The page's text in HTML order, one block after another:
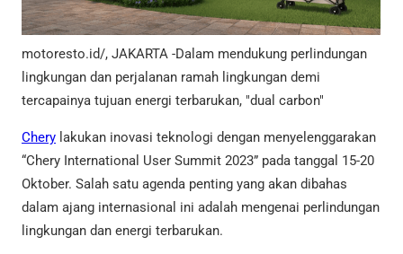
motoresto.id/, JAKARTA -Dalam mendukung perlindungan
lingkungan dan perjalanan ramah lingkungan demi
tercapainya tujuan energi terbarukan, "dual carbon"
Chery lakukan inovasi teknologi dengan menyelenggarakan
“Chery International User Summit 2023” pada tanggal 15-20
Oktober. Salah satu agenda penting yang akan dibahas
dalam ajang internasional ini adalah mengenai perlindungan
lingkungan dan energi terbarukan.